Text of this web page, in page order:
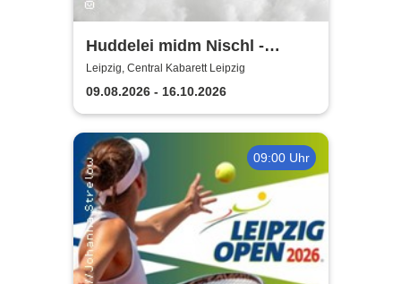
Huddelei midm Nischl -
Central Kabarett Leipzig
Leipzig, Central Kabarett Leipzig
09.08.2026 - 16.10.2026
09:00 Uhr